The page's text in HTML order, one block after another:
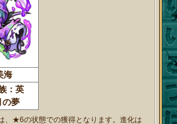
海
：英
の夢
、★6の状態での獲得となります。進化は